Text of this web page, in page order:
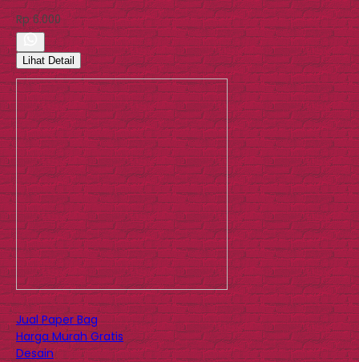
Rp 6.000
Lihat Detail
Jual Paper Bag
Harga Murah Gratis
Desain